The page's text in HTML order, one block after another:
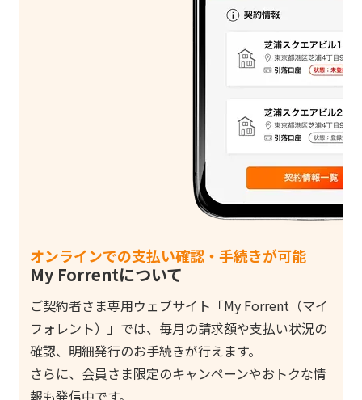
オンラインでの支払い確認・手続きが可能
My Forrentについて
ご契約者さま専用ウェブサイト「My Forrent（マイ
フォレント）」では、毎月の請求額や支払い状況の
確認、明細発行のお手続きが行えます。
さらに、会員さま限定のキャンペーンやおトクな情